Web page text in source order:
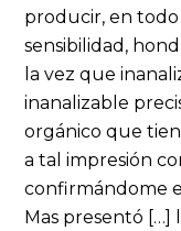
producir, en
sensibilidad,
la vez que
inanalizable
orgánico que
a tal impresión
confirmándome
Mas presentó […]